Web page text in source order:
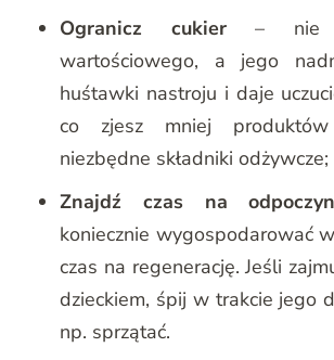
Ogranicz cukier– nie
wartościowego, a jego
huśtawki nastroju i daje
co zjesz mniej
niezbędne składniki odżywcze;
Znajdź czas na
koniecznie wygospodarować
czas na regenerację. Jeśli
dzieckiem, śpij w trakcie jego
np. sprzątać.